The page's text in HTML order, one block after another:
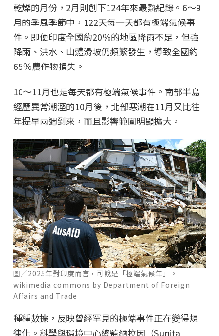
乾燥的月份，2月則創下124年來最熱紀錄。6～9
月的季風季節中，122天每一天都有極端氣候事
件。即便印度全國約20％的地區降雨不足，但強
降雨、洪水、山體滑坡仍頻繁發生，導致全國約
65％農作物損失。
10～11月也是每天都有極端氣候事件。南部半島
經歷異常潮溼的10月後，北部寒潮在11月又比往
年提早兩週到來，而且影響範圍明顯擴大。
圖／2025年對印度而言，可說是「極端氣候年」。
wikimedia commons by Department of Foreign
Affairs and Trade
種種數據，反映曾經罕見的極端事件正在變得規
律化。科學與環境中心總監納拉因（Sunita